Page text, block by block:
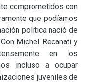
comprometidos con
que podíamos
política nació de
Michel Recanati y
en los
incluso a ocupar
juveniles de